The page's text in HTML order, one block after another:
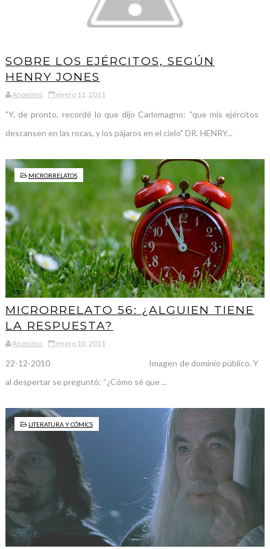
SOBRE LOS EJÉRCITOS, SEGÚN
HENRY JONES
Anónimo enero 11, 2011
"Y, de pronto, recordé lo que dijo Carlomagno: “que mis ejércitos
descansen en las rocas, y los pájaros en el cielo" DR. HENRY...
MICRORRELATOS
MICRORRELATO 56: ¿ALGUIEN TIENE
LA RESPUESTA?
Anónimo enero 10, 2011
22-12-2010 Imagen de dominio público. Y
al despertar se preguntó: “¿Cómo sé que ...
LITERATURA Y CÓMICS